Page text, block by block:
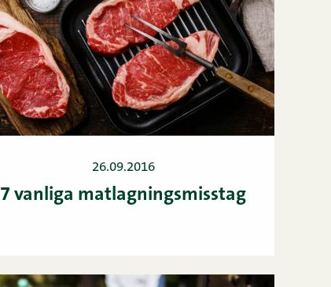
26.09.2016
7 vanliga matlagningsmisstag